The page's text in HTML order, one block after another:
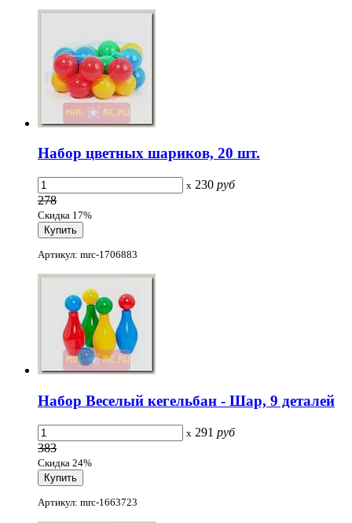
Набор цветных шариков, 20 шт.
x 230 руб
278
Скидка 17%
Артикул: mrc-1706883
Набор Веселый кегельбан - Шар, 9 деталей
x 291 руб
383
Скидка 24%
Артикул: mrc-1663723